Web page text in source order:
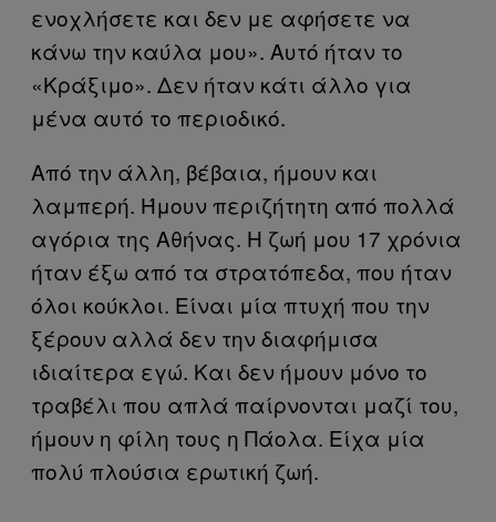
ενοχλήσετε και δεν με αφήσετε να
κάνω την καύλα μου». Αυτό ήταν το
«Κράξιμο». Δεν ήταν κάτι άλλο για
μένα αυτό το περιοδικό.
Από την άλλη, βέβαια, ήμουν και
λαμπερή. Ήμουν περιζήτητη από πολλά
αγόρια της Αθήνας. Η ζωή μου 17 χρόνια
ήταν έξω από τα στρατόπεδα, που ήταν
όλοι κούκλοι. Είναι μία πτυχή που την
ξέρουν αλλά δεν την διαφήμισα
ιδιαίτερα εγώ. Και δεν ήμουν μόνο το
τραβέλι που απλά παίρνονται μαζί του,
ήμουν η φίλη τους η Πάολα. Είχα μία
πολύ πλούσια ερωτική ζωή.